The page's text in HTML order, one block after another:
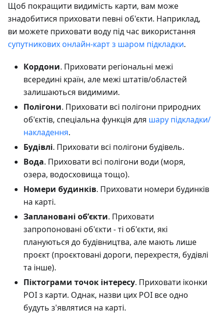
Щоб покращити видимість карти, вам може
знадобитися приховати певні об'єкти. Наприклад,
ви можете приховати воду під час використання
супутникових онлайн-карт з шаром підкладки.
Кордони. Приховати регіональні межі
всередині країн, але межі штатів/областей
залишаються видимими.
Полігони. Приховати всі полігони природних
об'єктів, спеціальна функція для шару підкладки/
накладення.
Будівлі. Приховати всі полігони будівель.
Вода. Приховати всі полігони води (моря,
озера, водосховища тощо).
Номери будинків. Приховати номери будинків
на карті.
Заплановані обʼєкти. Приховати
запропоновані об'єкти - ті об'єкти, які
плануються до будівництва, але мають лише
проєкт (проєктовані дороги, перехрестя, будівлі
та інше).
Піктограми точок інтересу. Приховати іконки
POI з карти. Однак, назви цих POI все одно
будуть з'являтися на карті.